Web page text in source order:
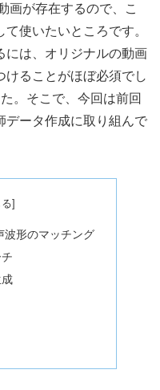
画が存在するので、こ
使いたいところです。
には、オリジナルの動画
けることがほぼ必須でし
。そこで、今回は前回
データ作成に取り組んで
波形のマッチング